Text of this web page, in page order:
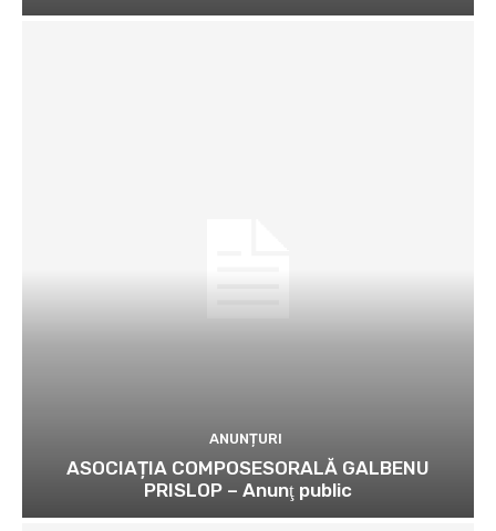
ANUNȚURI
ASOCIAȚIA COMPOSESORALĂ GALBENU
PRISLOP – Anunţ public